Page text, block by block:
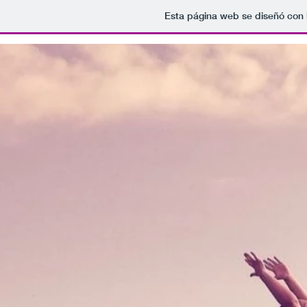
Esta página web se diseñó